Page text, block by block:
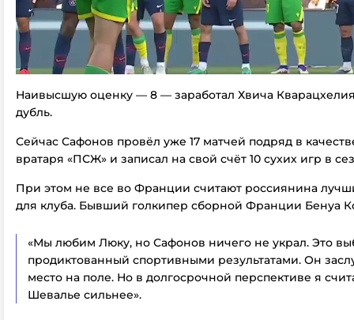
Наивысшую оценку — 8 — заработал Хвича
дубль.
Сейчас Сафонов провёл уже 17 матчей подряд в
вратаря «ПСЖ» и записал на свой счёт 10 сухих игр в
При этом не все во Франции считают россиянина
для клуба. Бывший голкипер сборной Франции Бенуа
«Мы любим Люку, но Сафонов ничего не украл. Это
продиктованный спортивными результатами. Он
место на поле. Но в долгосрочной перспективе я
Шевалье сильнее».